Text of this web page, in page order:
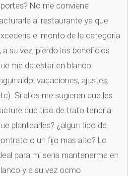
No me conviene
al restaurante ya que
el monto de la categoria
a su vez, pierdo los beneficios
me da estar en blanco
vacaciones, ajustes,
Si ellos me sugieren que les
que tipo de trato tendria
plantearles? ¿algun tipo de
o un fijo mas alto? Lo
para mi seria mantenerme en
y a su vez ocmo